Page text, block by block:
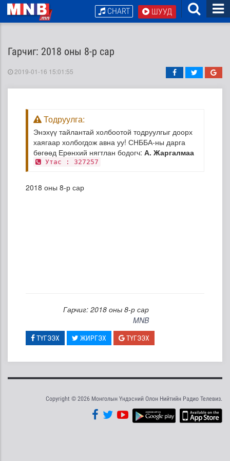
ШУУД
CHART
Гарчиг: 2018 оны 8-р сар
2019-01-16 15:01:55
Тодруулга:
Энэхүү тайлантай холбоотой тодруулгыг доорх
хаягаар холбогдож авна уу! СНББА-ны дарга
бөгөөд Ерөнхий нягтлан бодогч: А. Жаргалмаа
Утас : 327257
2018 оны 8-р сар
Гарчиг: 2018 оны 8-р сар
MNB
ТҮГЭЭХ ЖИРГЭХ ТҮГЭЭХ
Copyright © 2026 Монголын Үндэсний Олон Нийтийн Радио Телевиз.